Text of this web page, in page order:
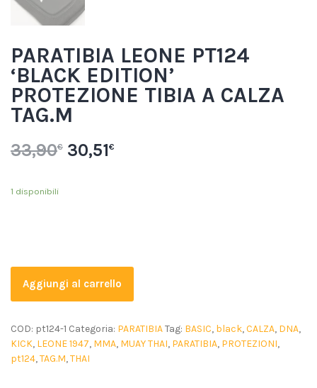
PARATIBIA LEONE PT124
‘BLACK EDITION’
PROTEZIONE TIBIA A CALZA
TAG.M
33,90€ 30,51€
1 disponibili
Aggiungi al carrello
COD: pt124-1 Categoria: PARATIBIATag: BASIC, black,CALZA, DNA,
KICK, LEONE 1947, MMA, MUAY THAI, PARATIBIA, PROTEZIONI,
pt124,TAG.M,THAI